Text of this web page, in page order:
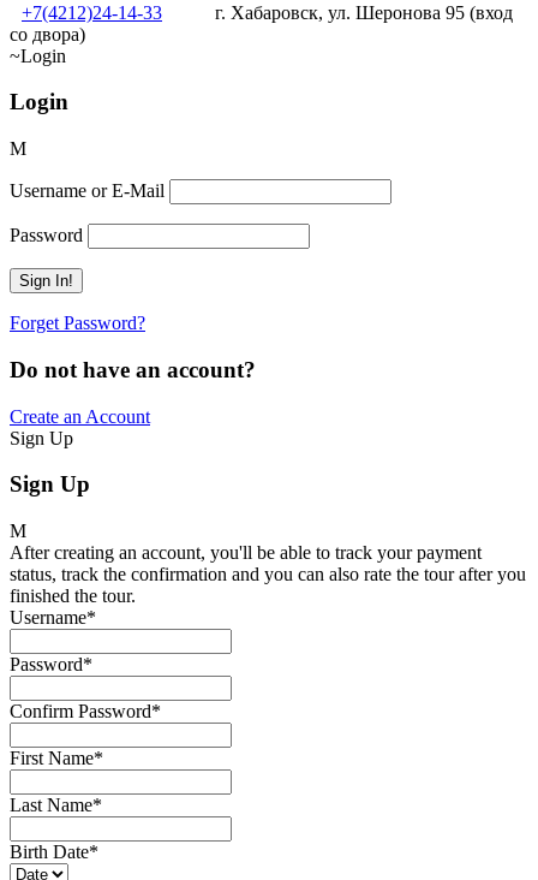
+7(4212)24-14-33
г. Хабаровск, ул. Шеронова 95 (вход
со двора)
Login
Login
Username or E-Mail
Password
Forget Password?
Do not have an account?
Create an Account
Sign Up
Sign Up
After creating an account, you'll be able to track your payment
status, track the confirmation and you can also rate the tour after you
finished the tour.
Username*
Password*
Confirm Password*
First Name*
Last Name*
Birth Date*